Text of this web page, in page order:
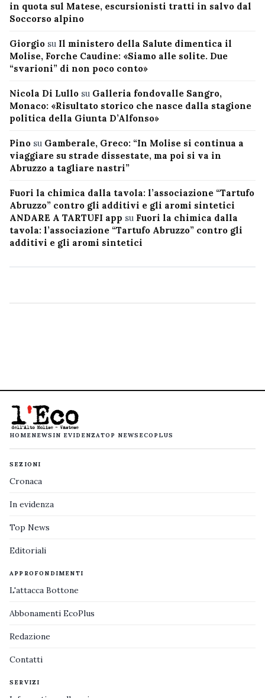
in quota sul Matese, escursionisti tratti in salvo dal
Soccorso alpino
Giorgio su Il ministero della Salute dimentica il
Molise, Forche Caudine: «Siamo alle solite. Due
“svarioni” di non poco conto»
Nicola Di Lullo su Galleria fondovalle Sangro,
Monaco: «Risultato storico che nasce dalla stagione
politica della Giunta D’Alfonso»
Pino su Gamberale, Greco: “In Molise si continua a
viaggiare su strade dissestate, ma poi si va in
Abruzzo a tagliare nastri”
Fuori la chimica dalla tavola: l’associazione “Tartufo
Abruzzo” contro gli additivi e gli aromi sintetici
ANDARE A TARTUFI app su Fuori la chimica dalla
tavola: l’associazione “Tartufo Abruzzo” contro gli
additivi e gli aromi sintetici
HOMENEWS IN EVIDENZATOP NEWS ECOPLUS
SEZIONI
Cronaca
In evidenza
Top News
Editoriali
APPROFONDIMENTI
L'attacca Bottone
Abbonamenti EcoPlus
Redazione
Contatti
SERVIZI